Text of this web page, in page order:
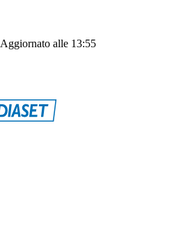
Aggiornato alle 13:55